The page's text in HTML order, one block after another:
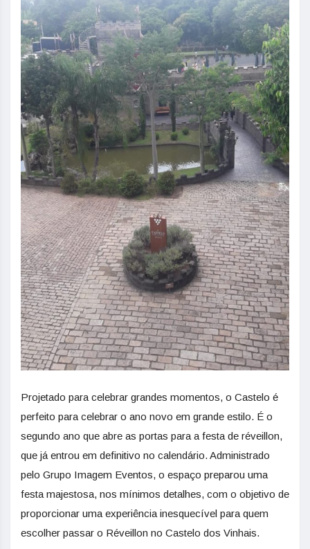
Projetado para celebrar grandes momentos, o Castelo é
perfeito para celebrar o ano novo em grande estilo. É o
segundo ano que abre as portas para a festa de réveillon,
que já entrou em definitivo no calendário. Administrado
pelo Grupo Imagem Eventos, o espaço preparou uma
festa majestosa, nos mínimos detalhes, com o objetivo de
proporcionar uma experiência inesquecível para quem
escolher passar o Réveillon no Castelo dos Vinhais.